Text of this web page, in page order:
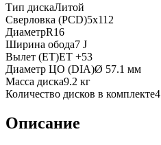
Тип дискаЛитой
Сверловка (PCD)5x112
ДиаметрR16
Ширина обода7 J
Вылет (ET)ET +53
Диаметр ЦО (DIA)Ø 57.1 мм
Масса диска9.2 кг
Количество дисков в комплекте4
Описание